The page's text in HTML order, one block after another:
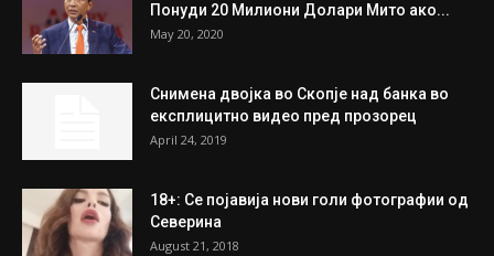
Понуди 20 Милиони Долари Мито ако...
May 20, 2020
Снимена двојка во Скопје над банка во
експлицитно видео пред прозорец
April 24, 2019
18+: Се појавија нови голи фотографии од
Северина
August 21, 2018